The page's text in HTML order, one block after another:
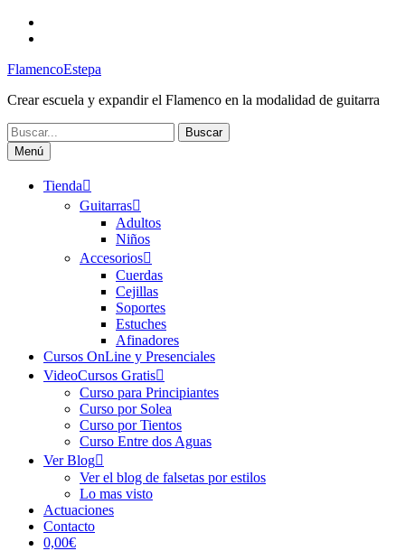
Saltar
FlamencoEstepa
Crear escuela y expandir el Flamenco en la modalidad de guitarra
Buscar:
Menú
Tienda
Guitarras
Adultos
Niños
Accesorios
Cuerdas
Cejillas
Soportes
Estuches
Afinadores
Cursos OnLine y Presenciales
VideoCursos Gratis
Curso para Principiantes
Curso por Solea
Curso por Tientos
Curso Entre dos Aguas
Ver Blog
Ver el blog de falsetas por estilos
Lo mas visto
Actuaciones
Contacto
0,00€